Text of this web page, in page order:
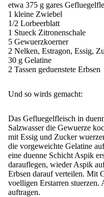
etwa 375 g gares
1 kleine Zwiebel
1/2 Lorbeerblatt
1 Stueck Zitronenschale
5 Gewuerzkoerner
2 Nelken, Estragon, Essig,
30 g Gelatine
2 Tassen geduenstete Erbsen
Und so wirds gemacht:
Das Gefluegelfleisch in
Salzwasser die Gewuerze
mit Essig und Zucker
die vorgeweichte Gelatine
eine duenne Schicht Aspik
darauflegen, wieder Aspik
Erbsen darauf verteilen. Mit
voelligen Erstarren
auftragen.